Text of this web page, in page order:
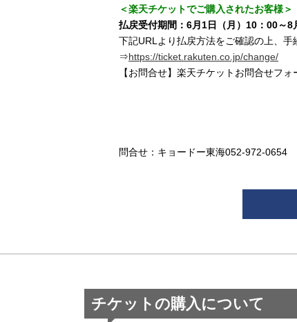
＜楽天チケットでご購入されたお客様＞
払戻受付期間：6月1日（月）10：00～8
下記URLより払戻方法をご確認の上、手
⇒https://ticket.rakuten.co.jp/change/
【お問合せ】楽天チケットお問合せフ
問合せ：キョードー東海052-972-0654
チケットの購入について